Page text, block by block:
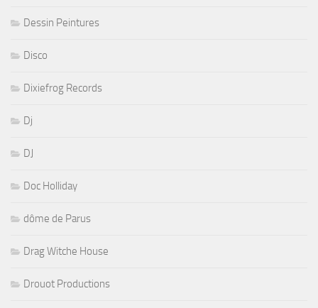
Dessin Peintures
Disco
Dixiefrog Records
Dj
DJ
Doc Holliday
dôme de Parus
Drag Witche House
Drouot Productions